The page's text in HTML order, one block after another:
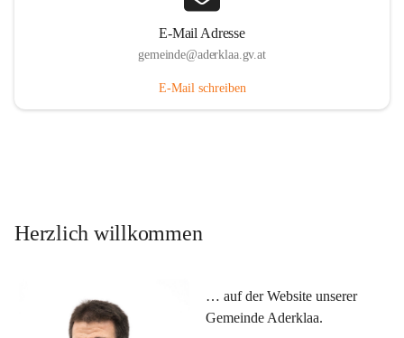
E-Mail Adresse
gemeinde@aderklaa.gv.at
E-Mail schreiben
Herzlich willkommen
… auf der Website unserer
Gemeinde Aderklaa.